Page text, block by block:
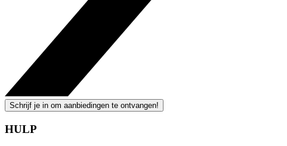
Schrijf je in om aanbiedingen te ontvangen!
HULP